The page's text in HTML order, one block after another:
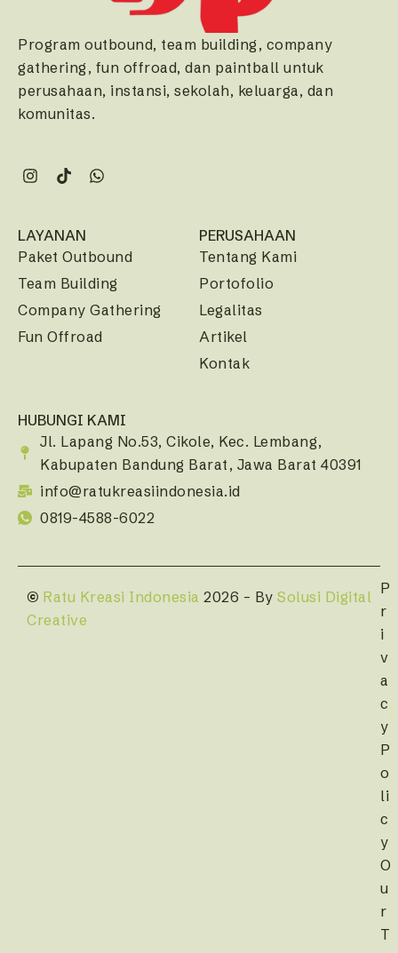
Program outbound, team building, company
gathering, fun offroad, dan paintball untuk
perusahaan, instansi, sekolah, keluarga, dan
komunitas.
LAYANAN
Paket Outbound
Team Building
Company Gathering
Fun Offroad
PERUSAHAAN
Tentang Kami
Portofolio
Legalitas
Artikel
Kontak
HUBUNGI KAMI
Jl. Lapang No.53, Cikole, Kec. Lembang,
Kabupaten Bandung Barat, Jawa Barat 40391
info@ratukreasiindonesia.id
0819-4588-6022
© Ratu Kreasi Indonesia 2026 – By Solusi Digital
Creative
P
r
i
v
a
c
y
P
o
li
c
y
O
u
r
T